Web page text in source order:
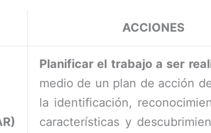
ACCIONES
Planificar el trabajo a ser
medio de un plan de acción
la identificación,
características y